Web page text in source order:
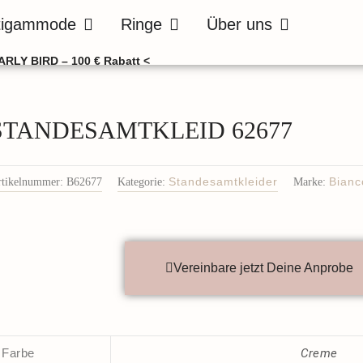
Öffne Bräutigammode
Ringe Öffne RingeÜber uns Öffne Über uns
BIRD – 100 € Rabatt <
62677
B62677 Kategorie: Standesamtkleider Marke:
Vereinbare jetzt Deine Anprobe
Farbe Creme